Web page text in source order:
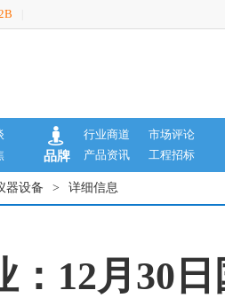
品牌
行业商道
市场评论
产品资讯
工程招标
器设备 > 详细信息
：12月30